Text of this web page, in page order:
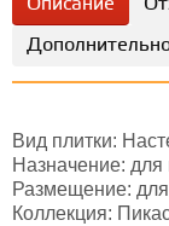
Вид плитки:
Назначение:
Размещение: для
Коллекция: